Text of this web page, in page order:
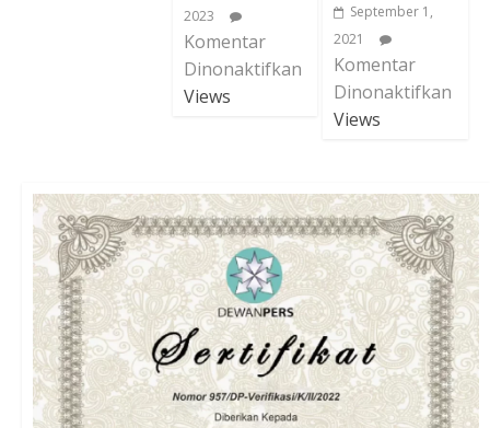
2023
Komentar
Dinonaktifkan
Views
September 1,
2021
Komentar
Dinonaktifkan
Views